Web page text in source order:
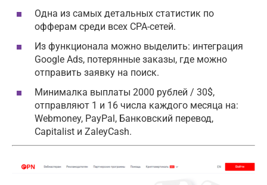
Одна из самых детальных статистик по
офферам среди всех CPA-сетей.
Из функционала можно выделить: интеграция
Google Ads, потерянные заказы, где можно
отправить заявку на поиск.
Минималка выплаты 2000 рублей / 30$,
отправляют 1 и 16 числа каждого месяца на:
Webmoney, PayPal, Банковский перевод,
Capitalist и ZaleyCash.